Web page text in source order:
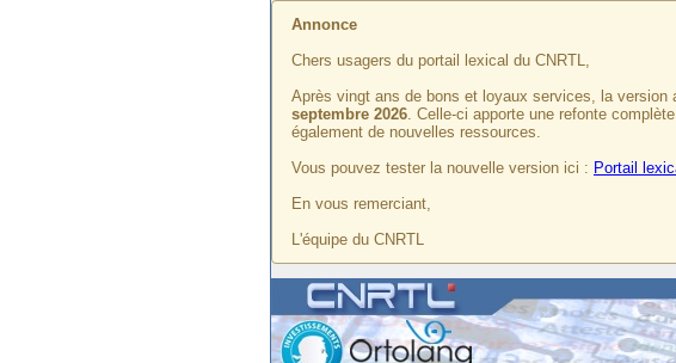
Annonce
Chers usagers du portail lexical du CNRTL,
Après vingt ans de bons et loyaux services, la version
septembre 2026. Celle-ci apporte une refonte
également de nouvelles ressources.
Vous pouvez tester la nouvelle version ici : Portail
En vous remerciant,
L'équipe du CNRTL